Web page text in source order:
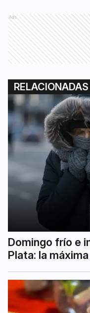
Ads
RELACIONADAS
Domingo frío e
Plata: la